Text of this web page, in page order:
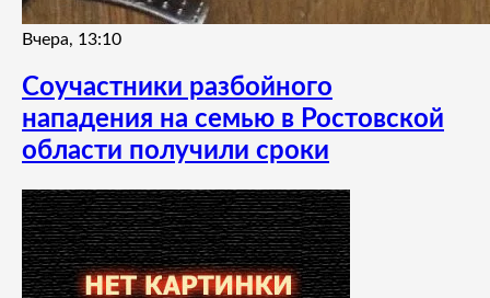
Вчера, 13:10
Соучастники разбойного
нападения на семью в Ростовской
области получили сроки